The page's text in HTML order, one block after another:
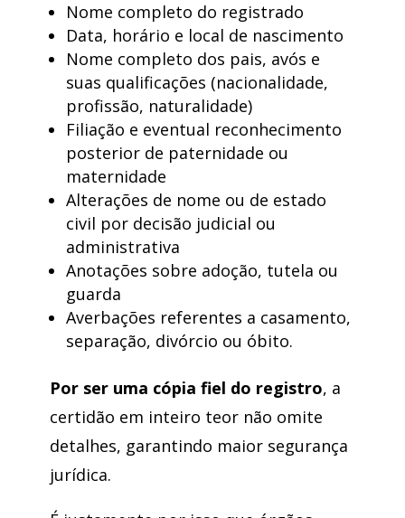
Nome completo do registrado
Data, horário e local de nascimento
Nome completo dos pais, avós e
suas qualificações (nacionalidade,
profissão, naturalidade)
Filiação e eventual reconhecimento
posterior de paternidade ou
maternidade
Alterações de nome ou de estado
civil por decisão judicial ou
administrativa
Anotações sobre adoção, tutela ou
guarda
Averbações referentes a casamento,
separação, divórcio ou óbito.
Por ser uma cópia fiel do registro, a
certidão em inteiro teor não omite
detalhes, garantindo maior segurança
jurídica.